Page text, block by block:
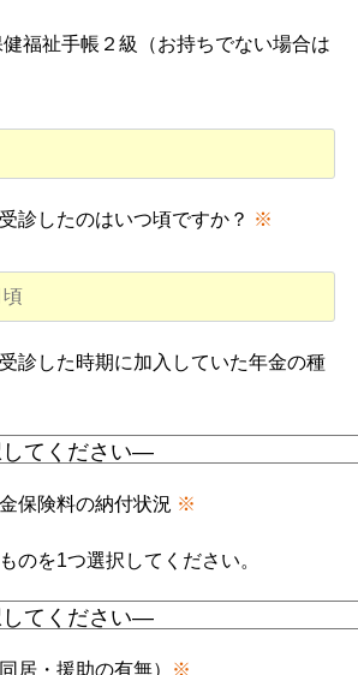
福祉手帳２級（お持ちでない場合は
診したのはいつ頃ですか？ ※
診した時期に加入していた年金の種
保険料の納付状況 ※
のを1つ選択してください。
居・援助の有無） ※